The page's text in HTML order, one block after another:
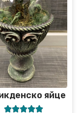
яйце
